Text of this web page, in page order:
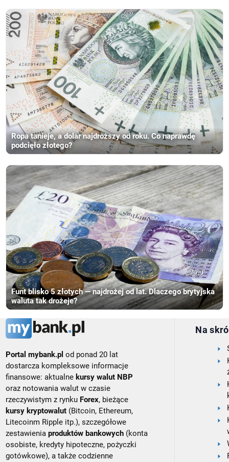
Ropa tanieje, a dolar najdroższy od roku. Co naprawdę
podcięło złotego?
Funt blisko 5 złotych — najdrożej od lat. Dlaczego brytyjska
waluta tak drożeje?
Portal mybank.pl od ponad 20 lat
dostarcza kompleksowe informacje
finansowe: aktualne kursy walut NBP
oraz notowania walut w czasie
rzeczywistym z rynku Forex, bieżące
kursy kryptowalut (Bitcoin, Ethereum,
Litecoinm Ripple itp.), szczegółowe
zestawieniaproduktów bankowych (konta
osobiste, kredyty hipoteczne, pożyczki
gotówkowe), a także codzienne
Na